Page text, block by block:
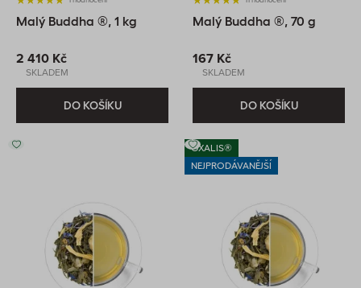
Malý Buddha ®, 1 kg
2 410 Kč
SKLADEM
DO KOŠÍKU
Malý Buddha ®, 70 g
167 Kč
SKLADEM
DO KOŠÍKU
OXALIS®
NEJPRODÁVANĚJŠÍ